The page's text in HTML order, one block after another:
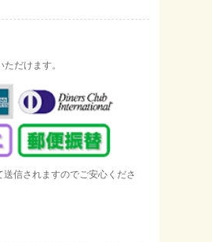
だけます。
信されますのでご安心くださ